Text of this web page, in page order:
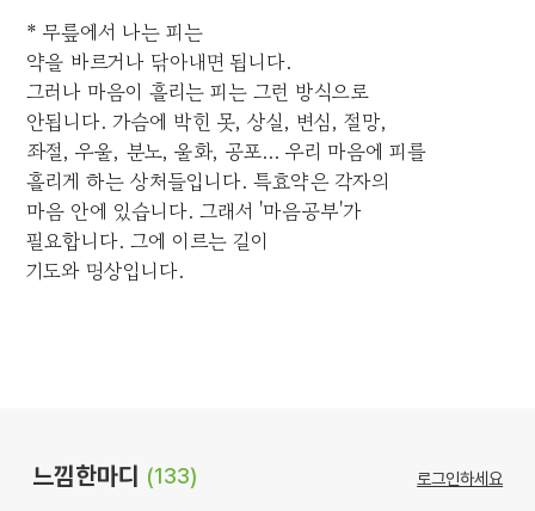
* 무릎에서 나는 피는
약을 바르거나 닦아내면 됩니다.
그러나 마음이 흘리는 피는 그런 방식으로
안됩니다. 가슴에 박힌 못, 상실, 변심, 절망,
좌절, 우울, 분노, 울화, 공포... 우리 마음에 피를
흘리게 하는 상처들입니다. 특효약은 각자의
마음 안에 있습니다. 그래서 '마음공부'가
필요합니다. 그에 이르는 길이
기도와 명상입니다.
느낌한마디 (133) 로그인하세요